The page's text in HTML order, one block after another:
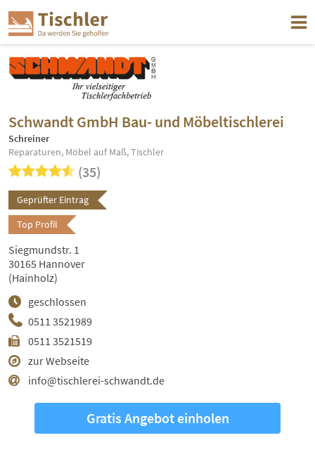
Schwandt GmbH Bau- und Möbeltischlerei
Schreiner
Reparaturen, Möbel auf Maß, Tischler
(35)
Geprüfter Eintrag
Top Profil
0511 3521989
0511 3521519
zur Webseite
info@tischlerei-schwandt.de
geschlossen
Siegmundstr. 1
30165 Hannover
(Hainholz)
Gratis Angebot einholen